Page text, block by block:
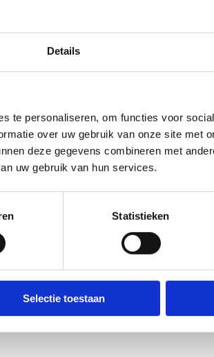
Details
te personaliseren, om functies voor
over uw gebruik van onze site met
deze gegevens combineren met
uw gebruik van hun services.
Statistieken
Selectie toestaan